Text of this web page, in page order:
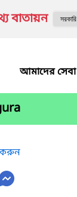
বাতায়ন
আমাদের সেবা
করুন